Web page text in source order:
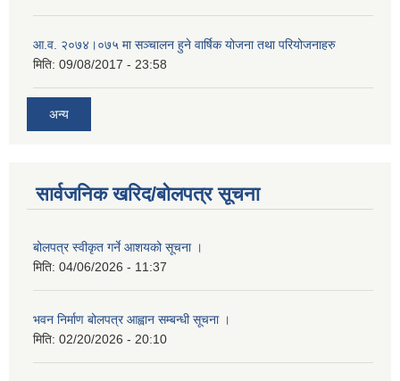
आ.व. २०७४।०७५ मा सञ्चालन हुने वार्षिक योजना तथा परियोजनाहरु
मिति: 09/08/2017 - 23:58
अन्य
सार्वजनिक खरिद/बोलपत्र सूचना
बोलपत्र स्वीकृत गर्ने आशयको सूचना ।
मिति: 04/06/2026 - 11:37
भवन निर्माण बोलपत्र आह्वान सम्बन्धी सूचना ।
मिति: 02/20/2026 - 20:10